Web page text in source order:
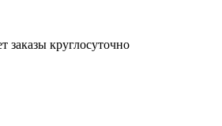
заказы круглосуточно